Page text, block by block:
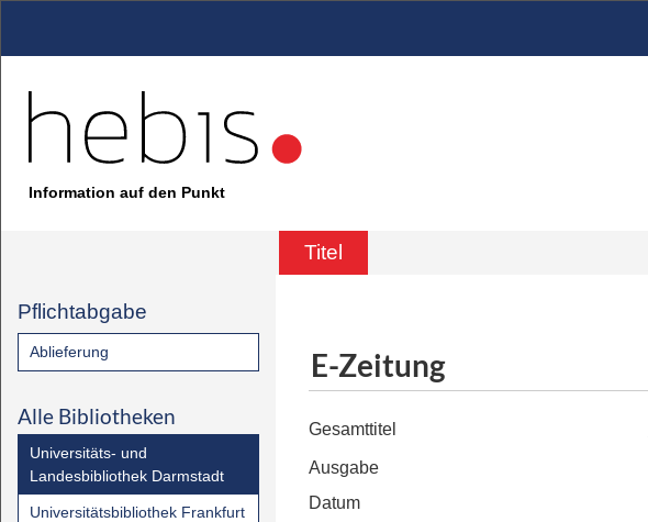
Information auf den Punkt
Titel
Pflichtabgabe
Ablieferung
Alle Bibliotheken
Universitäts- und
Landesbibliothek Darmstadt
Universitätsbibliothek Frankfurt
E-Zeitung
Gesamttitel
Ausgabe
Datum